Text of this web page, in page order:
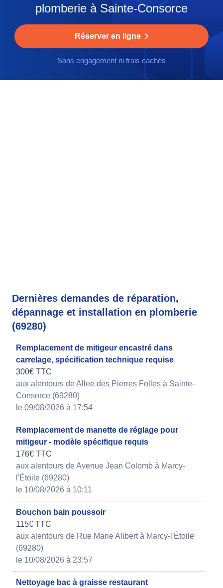
plomberie à Sainte-Consorce
Réserver en ligne
Sans engagement ni frais cachés
Dernières demandes de réparation,
dépannage et installation en plomberie
(69280)
Remplacement de mitigeur encastré dans
carrelage, spécification technique requise
300€ TTC
aux alentours de Allee des Pierres Folles à Sainte-
Consorce (69280)
le 09/08/2026 à 17:54
Remplacement de manette de réglage pour
mitigeur - modèle spécifique requis
176€ TTC
aux alentours de Avenue Jean Colomb à Marcy-
l'Étoile (69280)
le 10/08/2026 à 10:11
Bouchon bain poussoir
115€ TTC
aux alentours de Rue Marie Alibert à Marcy-l'Étoile
(69280)
le 10/08/2026 à 23:57
Nettoyage bac à graisse restaurant